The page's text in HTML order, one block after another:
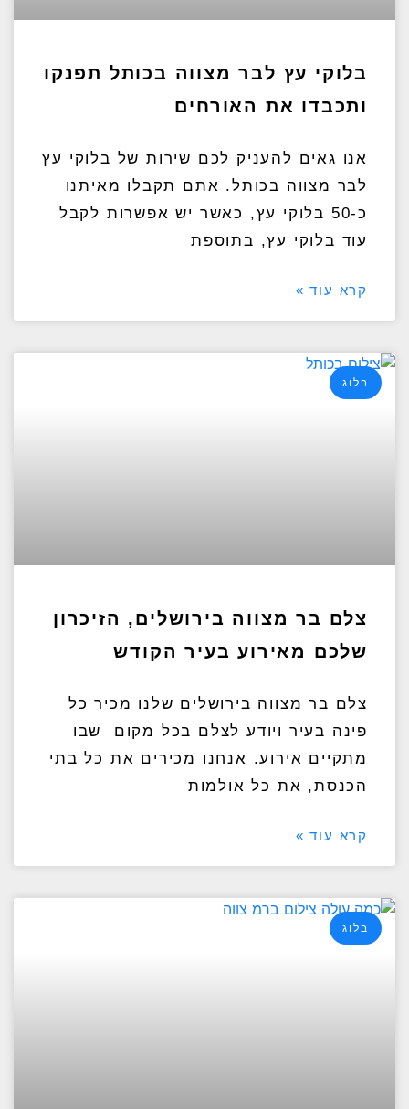
בלוקי עץ לבר מצווה בכותל תפנקו
ותכבדו את האורחים
אנו גאים להעניק לכם שירות של בלוקי עץ
לבר מצווה בכותל. אתם תקבלו מאיתנו
כ-50 בלוקי עץ, כאשר יש אפשרות לקבל
עוד בלוקי עץ, בתוספת
קרא עוד »
בלוג
צלם בר מצווה בירושלים, הזיכרון
שלכם מאירוע בעיר הקודש
צלם בר מצווה בירושלים שלנו מכיר כל
פינה בעיר ויודע לצלם בכל מקום שבו
מתקיים אירוע. אנחנו מכירים את כל בתי
הכנסת, את כל אולמות
קרא עוד »
בלוג